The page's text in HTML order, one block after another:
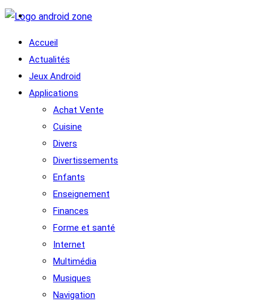
Accueil
Actualités
Jeux Android
Applications
Achat Vente
Cuisine
Divers
Divertissements
Enfants
Enseignement
Finances
Forme et santé
Internet
Multimédia
Musiques
Navigation